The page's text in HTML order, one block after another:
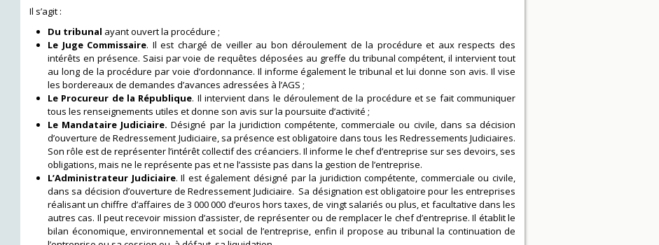
Il s’agit :
Du tribunal ayant ouvert la procédure ;
Le Juge Commissaire. Il est chargé de veiller au bon déroulement de la procédure et aux respects des
intérêts en présence. Saisi par voie de requêtes déposées au greffe du tribunal compétent, il intervient tout
au long de la procédure par voie d’ordonnance. Il informe également le tribunal et lui donne son avis. Il vise
les bordereaux de demandes d’avances adressées à l’AGS ;
Le Procureur de la République. Il intervient dans le déroulement de la procédure et se fait communiquer
tous les renseignements utiles et donne son avis sur la poursuite d’activité ;
Le Mandataire Judiciaire.Désigné par la juridiction compétente, commerciale ou civile, dans sa décision
d’ouverture de Redressement Judiciaire, sa présence est obligatoire dans tous les Redressements Judiciaires.
Son rôle est de représenter l’intérêt collectif des créanciers. Il informe le chef d’entreprise sur ses devoirs, ses
obligations, mais ne le représente pas et ne l’assiste pas dans la gestion de l’entreprise.
L’Administrateur Judiciaire. Il est également désigné par la juridiction compétente, commerciale ou civile,
dans sa décision d’ouverture de Redressement Judiciaire. Sa désignation est obligatoire pour les entreprises
réalisant un chiffre d’affaires de 3 000 000 d’euros hors taxes, de vingt salariés ou plus, et facultative dans les
autres cas. Il peut recevoir mission d’assister, de représenter ou de remplacer le chef d’entreprise. Il établit le
bilan économique, environnemental et social de l’entreprise, enfin il propose au tribunal la continuation de